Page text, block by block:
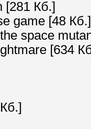
[281 Кб.]
game [48 Кб.]
space
[634